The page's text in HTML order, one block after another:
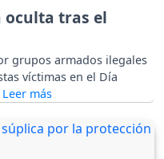
oculta tras el
grupos armados ilegales
víctimas en el Día